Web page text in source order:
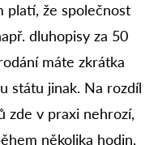
platí, že společnost
dluhopisy za 50
máte zkrátka
státu jinak. Na rozdíl
zde v praxi nehrozí,
několika hodin.